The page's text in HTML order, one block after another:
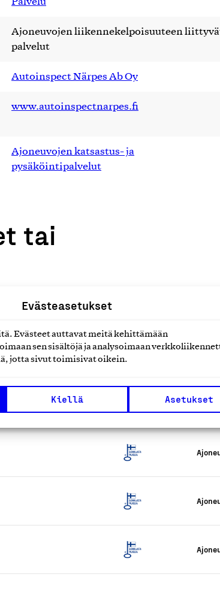
Evästeasetukset
Evästeet auttavat meitä kehittämään
sen sisältöjä ja analysoimaan
jotta sivut toimisivat oikein.
Kiellä Asetukset
Ajoneuvojen liikennekelpoisuuteen
palvelut
Autoinspect Närpes Ab Oy
www.autoinspectnarpes.fi
Ajoneuvojen katsastus- ja
pysäköintipalvelut
tai